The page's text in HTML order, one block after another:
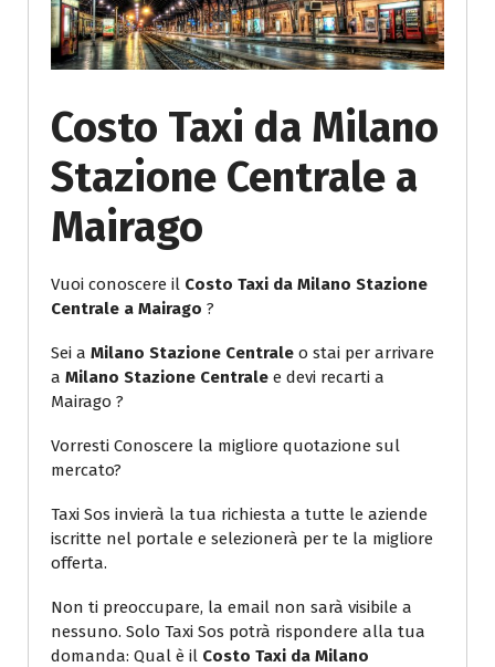
Costo Taxi da Milano
Stazione Centrale a
Mairago
Vuoi conoscere il Costo Taxi da Milano Stazione
Centrale a Mairago ?
Sei a Milano Stazione Centrale o stai per arrivare
a Milano Stazione Centrale e devi recarti a
Mairago ?
Vorresti Conoscere la migliore quotazione sul
mercato?
Taxi Sos invierà la tua richiesta a tutte le aziende
iscritte nel portale e selezionerà per te la migliore
offerta.
Non ti preoccupare, la email non sarà visibile a
nessuno. Solo Taxi Sos potrà rispondere alla tua
domanda: Qual è il Costo Taxi da Milano